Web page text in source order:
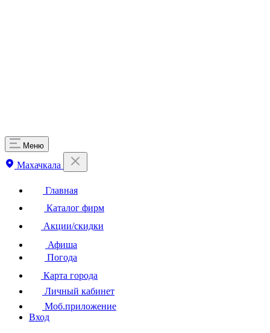
Меню
Махачкала
Главная
Каталог фирм
Акции/скидки
Афиша
Погода
Карта города
Личный кабинет
Моб.приложение
Вход